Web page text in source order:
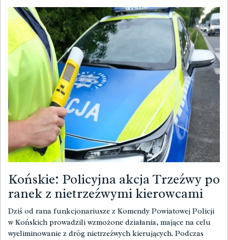
Końskie: Policyjna akcja Trzeźwy po
ranek z nietrzeźwymi kierowcami
Dziś od rana funkcjonariusze z Komendy Powiatowej Policji
w Końskich prowadzili wzmożone działania, mające na celu
wyeliminowanie z dróg nietrzeźwych kierujących. Podczas